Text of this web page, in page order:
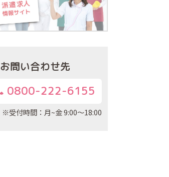
お問い合わせ先
0800-222-6155
※受付時間：月~金 9:00～18:00